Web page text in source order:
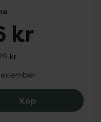
kr
kr
KöpLove'n Layer